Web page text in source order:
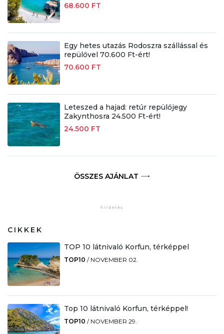
68.600 FT
Egy hetes utazás Rodoszra szállással és
repülővel 70.600 Ft-ért!
70.600 FT
Leteszed a hajad: retúr repülőjegy
Zakynthosra 24.500 Ft-ért!
24.500 FT
ÖSSZES AJÁNLAT
CIKKEK
TOP 10 látnivaló Korfun, térképpel
TOP10 / NOVEMBER 02.
Top 10 látnivaló Korfun, térképpel!
TOP10 / NOVEMBER 29.